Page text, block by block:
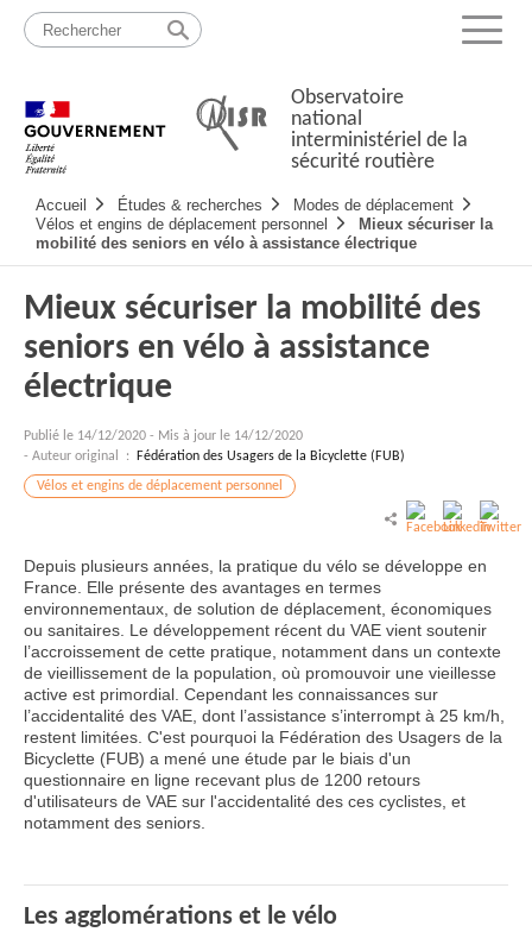
Passer
contenu
Menu
Observatoire
national
interministériel de la
sécurité routière
principale
Accueil Études & recherches
Modes de déplacement
Vélos et engins de déplacement personnel
Mieux sécuriser la
mobilité des seniors en vélo à assistance électrique
Mieux sécuriser la mobilité des
seniors en vélo à assistance
électrique
Publié le 14/12/2020 - Mis à jour le 14/12/2020
- Auteur original : Fédération des Usagers de la Bicyclette (FUB)
Vélos et engins de déplacement personnel
Depuis plusieurs années, la pratique du vélo se développe en
France. Elle présente des avantages en termes
environnementaux, de solution de déplacement, économiques
ou sanitaires. Le développement récent du VAE vient soutenir
l’accroissement de cette pratique, notamment dans un contexte
de vieillissement de la population, où promouvoir une vieillesse
active est primordial. Cependant les connaissances sur
l’accidentalité des VAE, dont l’assistance s’interrompt à 25 km/h,
restent limitées. C'est pourquoi la Fédération des Usagers de la
Bicyclette (FUB) a mené une étude par le biais d'un
questionnaire en ligne recevant plus de 1200 retours
d'utilisateurs de VAE sur l'accidentalité des ces cyclistes, et
notamment des seniors.
Les agglomérations et le vélo